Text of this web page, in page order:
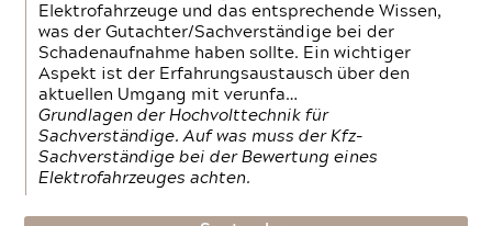
Elektrofahrzeuge und das entsprechende Wissen,
was der Gutachter/Sachverständige bei der
Schadenaufnahme haben sollte. Ein wichtiger
Aspekt ist der Erfahrungsaustausch über den
aktuellen Umgang mit verunfa…
Grundlagen der Hochvolttechnik für
Sachverständige. Auf was muss der Kfz-
Sachverständige bei der Bewertung eines
Elektrofahrzeuges achten.